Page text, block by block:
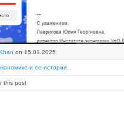
on 15.01.2025
и ее истории.
this post